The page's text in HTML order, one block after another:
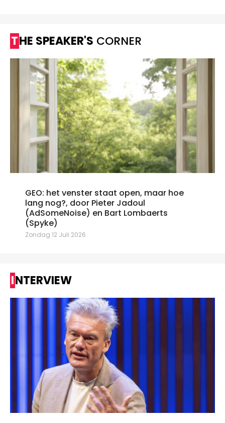
THE SPEAKER'S CORNER
GEO: het venster staat open, maar hoe
lang nog?, door Pieter Jadoul
(AdSomeNoise) en Bart Lombaerts
(Spyke)
Zondag 12 Juli 2026
INTERVIEW